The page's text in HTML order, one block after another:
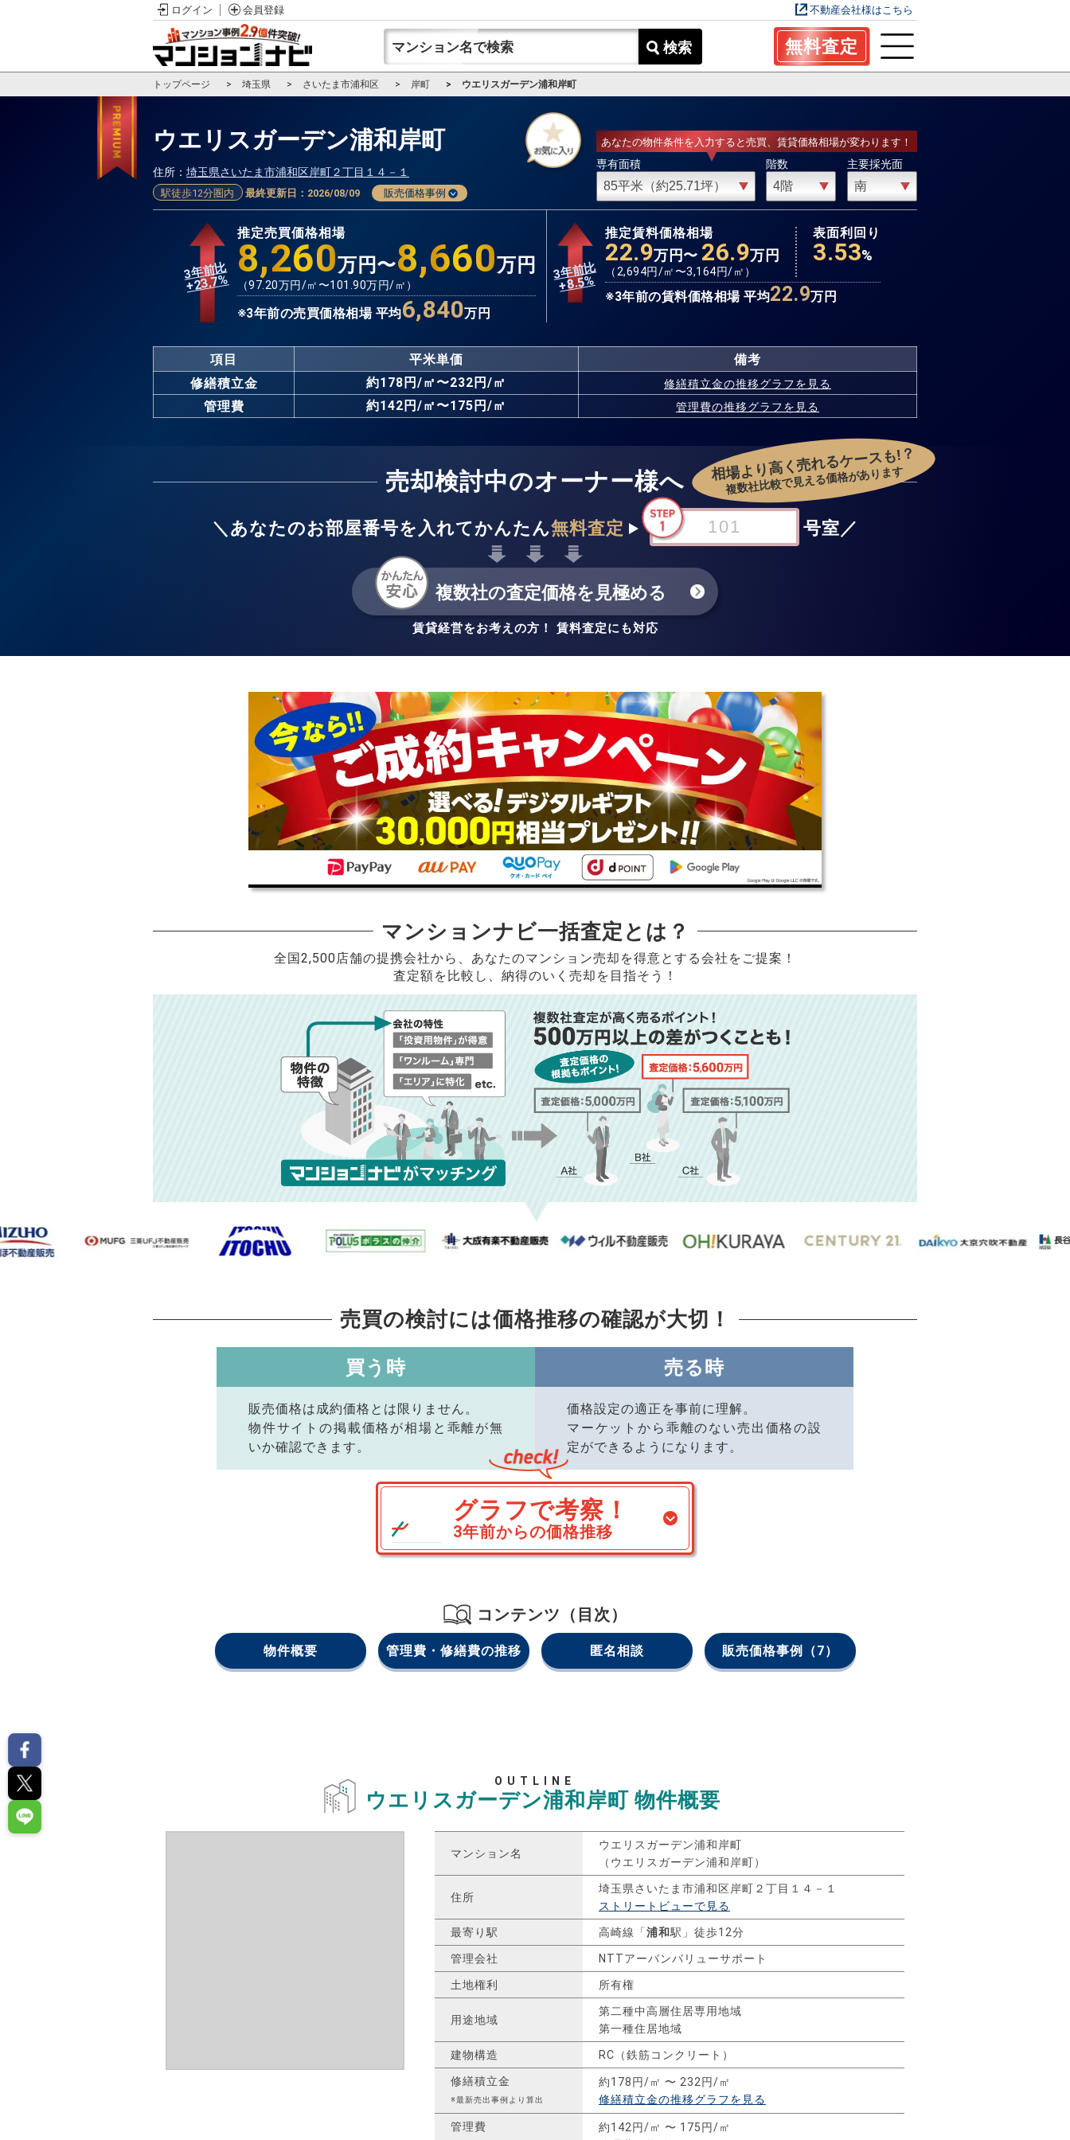
ログイン 会員登録 不動産会社様はこちら
検索 無料査定
トップページ 埼玉県 さいたま市浦和区 岸町 ウエリスガーデン浦和岸町
ウエリスガーデン浦和岸町
住所： 埼玉県さいたま市浦和区岸町２丁目１４－１
駅徒歩12分圏内 最終更新日： 2026/08/09 販売価格事例
あなたの物件条件を入力すると売買、賃貸価格相場が変わります！
専有面積 階数 主要採光面
3年前比
+23.7%
推定売買価格相場
8,260万円〜8,660万円
（97.20万円/㎡〜101.90万円/㎡）
※3年前の売買価格相場 平均6,840万円
3年前比
+8.5%
推定賃料価格相場
22.9万円〜 26.9万円
（ 2,694円/㎡〜3,164円/㎡）
表面利回り
3.53%
※3年前の賃料価格相場 平均22.9万円
項目 平米単価
備考
修繕積立金
約178円/㎡〜232円/㎡ 修繕積立金の推移グラフを見る
管理費 約142円/㎡〜175円/㎡ 管理費の推移グラフを見る
売却検討中のオーナー様へ
＼あなたのお部屋番号を入れてかんたん無料査定 号室 ／
複数社の査定価格を見極める
相場より高く売れるケースも!？
複数社比較で見える価格があります
賃貸経営をお考えの方！ 賃料査定にも対応
マンションナビ一括査定とは？
全国2,500店舗の提携会社から、 あなたのマンション売却を得意とする会社をご提案！
査定額を比較し、納得のいく売却を目指そう！
売買の検討には価格推移の確認が大切！
買う時
販売価格は成約価格とは限りません。
物件サイトの掲載価格が相場と乖離が無
いか確認できます。
売る時
価格設定の適正を事前に理解。
マーケットから乖離のない売出価格の設
定ができるようになります。
グラフで考察！
3年前からの価格推移
コンテンツ（目次）
物件概要 管理費・修繕費の推移 匿名相談 販売価格事例 （7）
OUTLINE
ウエリスガーデン浦和岸町 物件概要
マンション名
ウエリスガーデン浦和岸町
（ウエリスガーデン浦和岸町）
住所
埼玉県さいたま市浦和区岸町２丁目１４－１
ストリートビューで見る
最寄り駅 高崎線「 浦和駅」徒歩12分
管理会社 NTTアーバンバリューサポート
土地権利 所有権
用途地域
第二種中高層住居専用地域
第一種住居地域
建物構造 RC（鉄筋コンクリート）
修繕積立金
※最新売出事例より算出
約178円/㎡ 〜 232円/㎡
修繕積立金の推移グラフを見る
管理費
約142円/㎡ 〜 175円/㎡